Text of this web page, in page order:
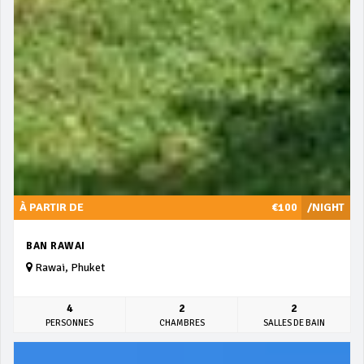
/NIGHT
À PARTIR DE €100
BAN RAWAI
Rawai, Phuket
4
PERSONNES
2
CHAMBRES
2
SALLES DE BAIN